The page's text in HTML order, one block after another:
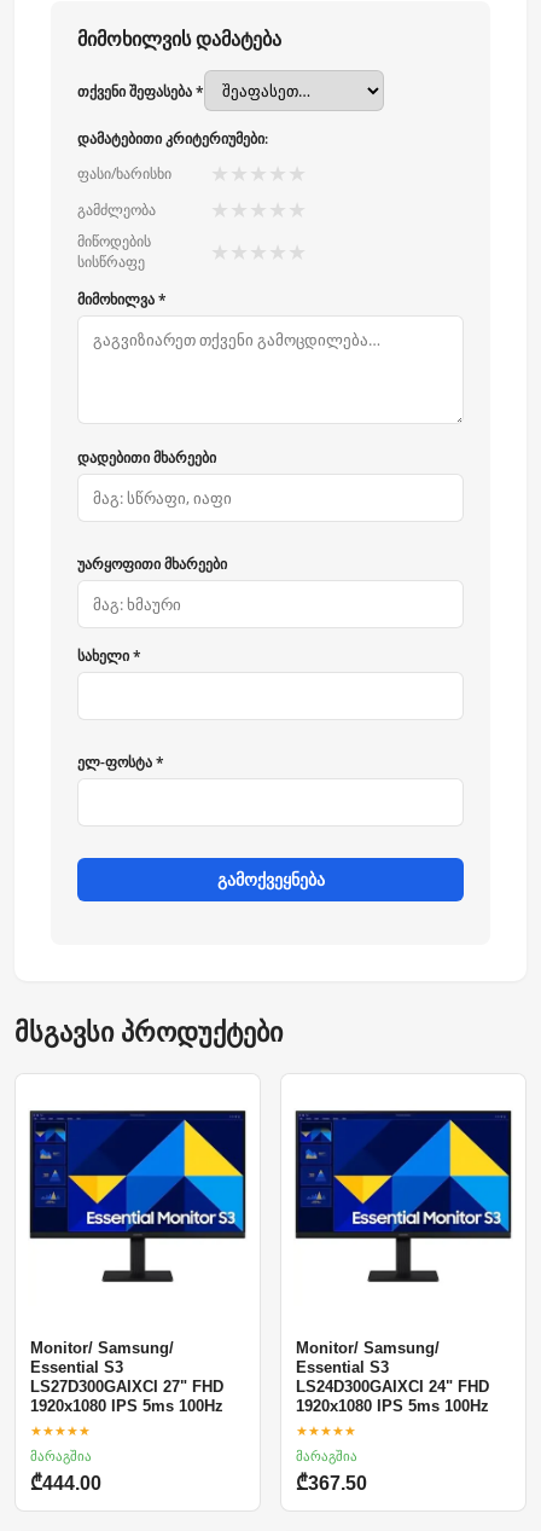
მიმოხილვის დამატება
თქვენი შეფასება *
დამატებითი კრიტერიუმები:
ფასი/ხარისხი
★ ★ ★ ★ ★
გამძლეობა ★ ★ ★ ★ ★
მიწოდების
სისწრაფე
★ ★ ★ ★ ★
მიმოხილვა *
დადებითი მხარეები
უარყოფითი მხარეები
სახელი *
ელ-ფოსტა *
გამოქვეყნება
მსგავსი პროდუქტები
Monitor/ Samsung/
Essential S3
LS27D300GAIXCI 27" FHD
1920x1080 IPS 5ms 100Hz
★★★★★
მარაგშია
₾444.00
Monitor/ Samsung/
Essential S3
LS24D300GAIXCI 24" FHD
1920x1080 IPS 5ms 100Hz
★★★★★
მარაგშია
₾367.50